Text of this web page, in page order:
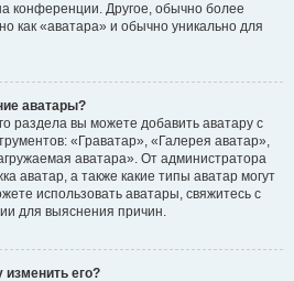
конференции. Другое, обычно более
как «аватара» и обычно уникально для
аватары?
раздела вы можете добавить аватару с
«Граватар», «Галерея аватар»,
аватара». От администратора
аватар, а также какие типы аватар могут
использовать аватары, свяжитесь с
для выяснения причин.
изменить его?